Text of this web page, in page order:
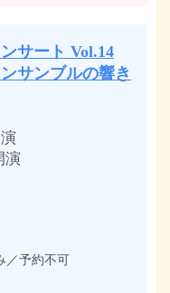
サート Vol.14
サンブルの響き
演
／予約不可